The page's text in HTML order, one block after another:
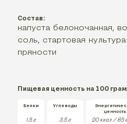
Состав:
капуста белокочанная,
соль, стартовая
пряности
Пищевая ценность на 100
Белки
1,5г
Углеводы
3,5г
ценность
20 ккал / 85